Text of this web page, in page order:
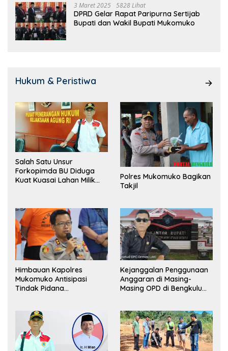
3 Maret 2025 5828 Lihat
DPRD Gelar Rapat Paripurna Sertijab
Bupati dan Wakil Bupati Mukomuko
Hukum & Peristiwa
Salah Satu Unsur
Forkopimda BU Diduga
Kuat Kuasai Lahan Milik
Polres Mukomuko Bagikan
Takjil
Himbauan Kapolres
Mukomuko Antisipasi
Tindak Pidana
Kejanggalan Penggunaan
Anggaran di Masing-
Masing OPD di Bengkulu